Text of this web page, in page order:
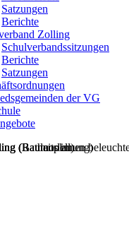
Satzungen
Berichte
Zolling
Schulverbandssitzungen
Berichte
Satzungen
der VG